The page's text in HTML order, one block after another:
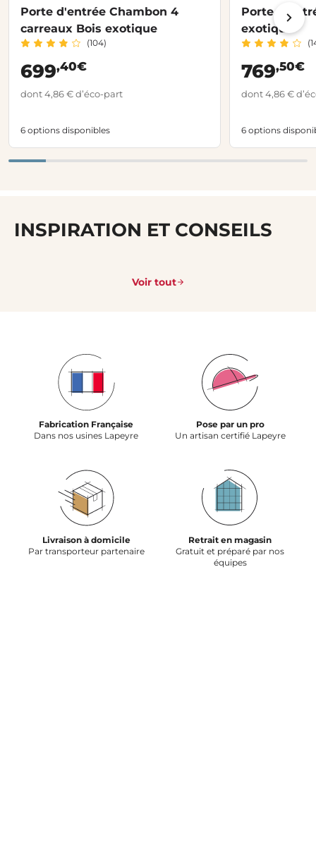
Porte d'entrée Chambon 4
carreaux Bois exotique
(104)
699,40€
dont 4,86 € d’éco-part
6 options disponibles
Porte
exotique
769,50€
dont 4,86 €
6 options
INSPIRATION ET CONSEILS
Voir tout
Fabrication Française
Dans nos usines Lapeyre
Pose par un pro
Un artisan certifié Lapeyre
Livraison à domicile
Par transporteur partenaire
Retrait en magasin
Gratuit et préparé par nos
équipes